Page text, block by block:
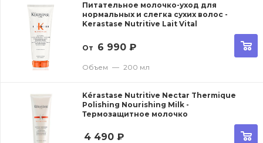
Питательное молочко-уход для
нормальных и слегка сухих волос -
Kerastase Nutritive Lait Vital
От 6 990 ₽
Объем — 200 мл
Kérastase Nutritive Nectar Thermique
Polishing Nourishing Milk -
Термозащитное молочко
4 490 ₽